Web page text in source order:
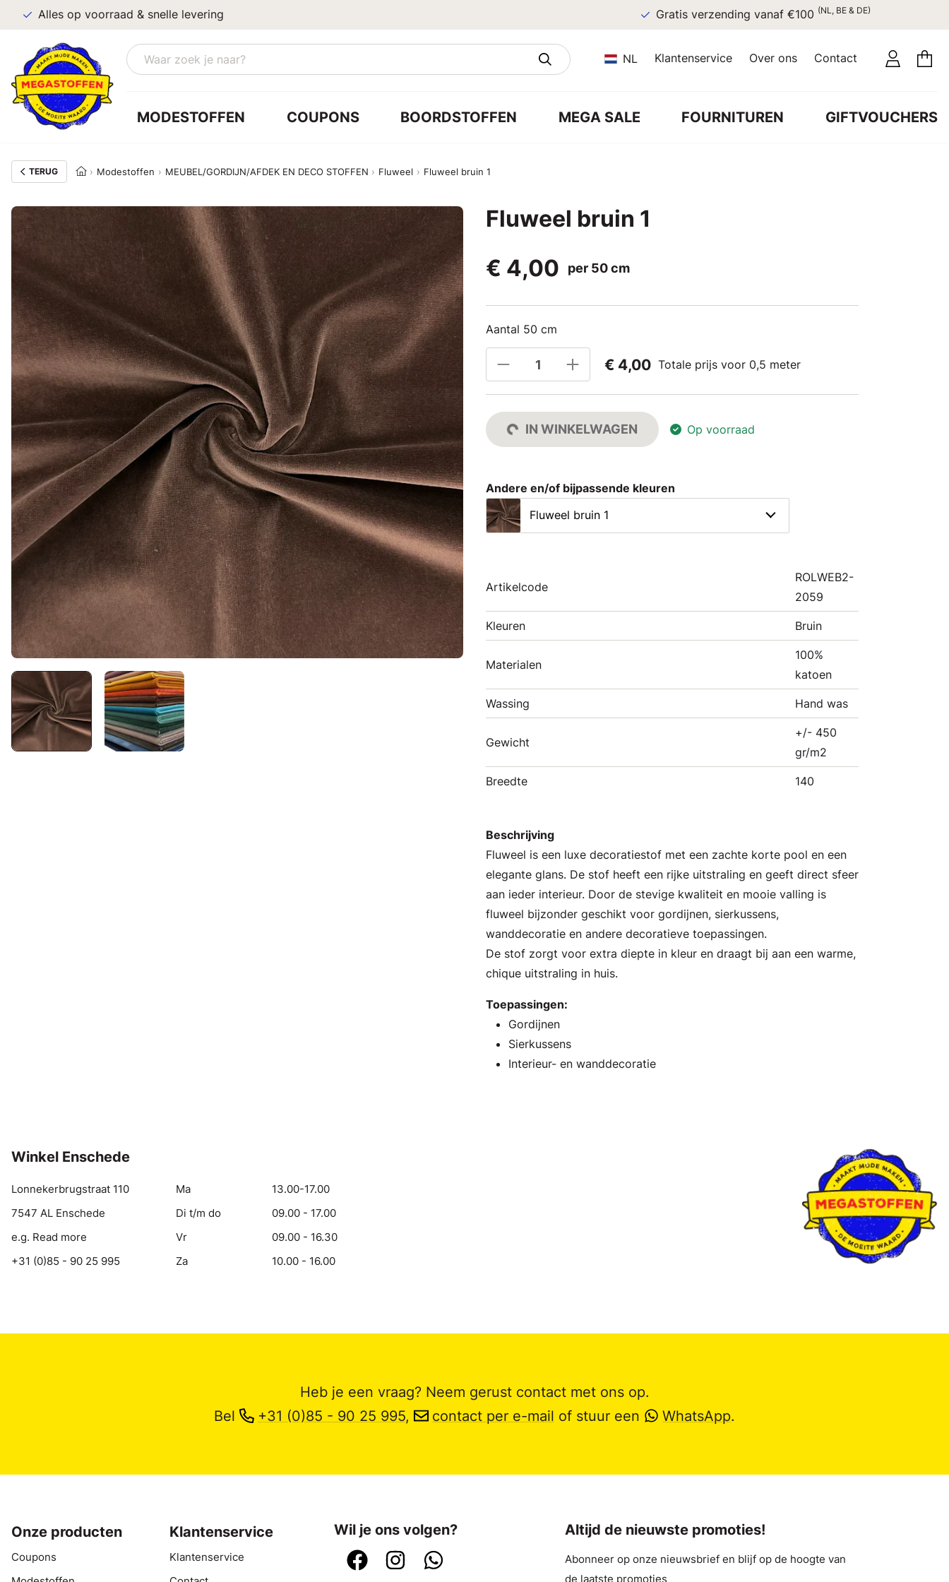
Alles op voorraad & snelle levering Gratis verzending vanaf €100 (NL, BE & DE)
NL Klantenservice Over ons Contact
MODESTOFFEN COUPONS BOORDSTOFFEN MEGA SALE FOURNITUREN GIFTVOUCHERS
TERUG Modestoffen MEUBEL/GORDIJN/AFDEK EN DECO STOFFEN Fluweel Fluweel bruin 1
Fluweel bruin 1
€ 4,00
per 50 cm
Aantal 50 cm
€ 4,00 Totale prijs voor 0,5 meter
IN WINKELWAGEN Op voorraad
Andere en/of bijpassende kleuren
Fluweel bruin 1
Artikelcode
ROLWEB2-
2059
Kleuren Bruin
Materialen
100%
katoen
Wassing Hand was
Gewicht
+/- 450
gr/m2
Breedte 140
Beschrijving
Fluweel is een luxe decoratiestof met een zachte korte pool en een
elegante glans. De stof heeft een rijke uitstraling en geeft direct sfeer
aan ieder interieur. Door de stevige kwaliteit en mooie valling is
fluweel bijzonder geschikt voor gordijnen, sierkussens,
wanddecoratie en andere decoratieve toepassingen.
De stof zorgt voor extra diepte in kleur en draagt bij aan een warme,
chique uitstraling in huis.
Toepassingen:
Gordijnen
Sierkussens
Interieur- en wanddecoratie
Winkel Enschede
Lonnekerbrugstraat 110
7547 AL Enschede
e.g. Read more
+31 (0)85 - 90 25 995
Ma
13.00-17.00
Di t/m do
09.00 - 17.00
Vr
09.00 - 16.30
Za
10.00 - 16.00
Heb je een vraag? Neem gerust contact met ons op.
Bel
+31 (0)85 - 90 25 995, contact per e-mail of stuur een WhatsApp.
Onze producten
Coupons
Klantenservice
Klantenservice
Wil je ons volgen? Altijd de nieuwste promoties!
Abonneer op onze nieuwsbrief en blijf op de hoogte van
de laatste promoties